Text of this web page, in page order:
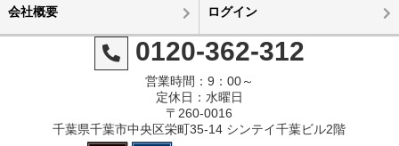
会社概要 ログイン
0120-362-312
営業時間：9：00～
定休日：水曜日
〒260-0016
千葉県千葉市中央区栄町35-14 シンテイ千葉ビル2階